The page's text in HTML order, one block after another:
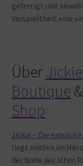
gefertigt und
Verspieltheit eine
Über Jickie
Boutique &
Shop
Jickie – Die
liegt mitten im
der Nähe des alten